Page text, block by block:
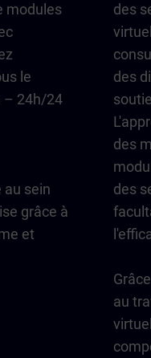
modules
le
– 24h/24
au sein
grâce à
et
des
des
des
des
au